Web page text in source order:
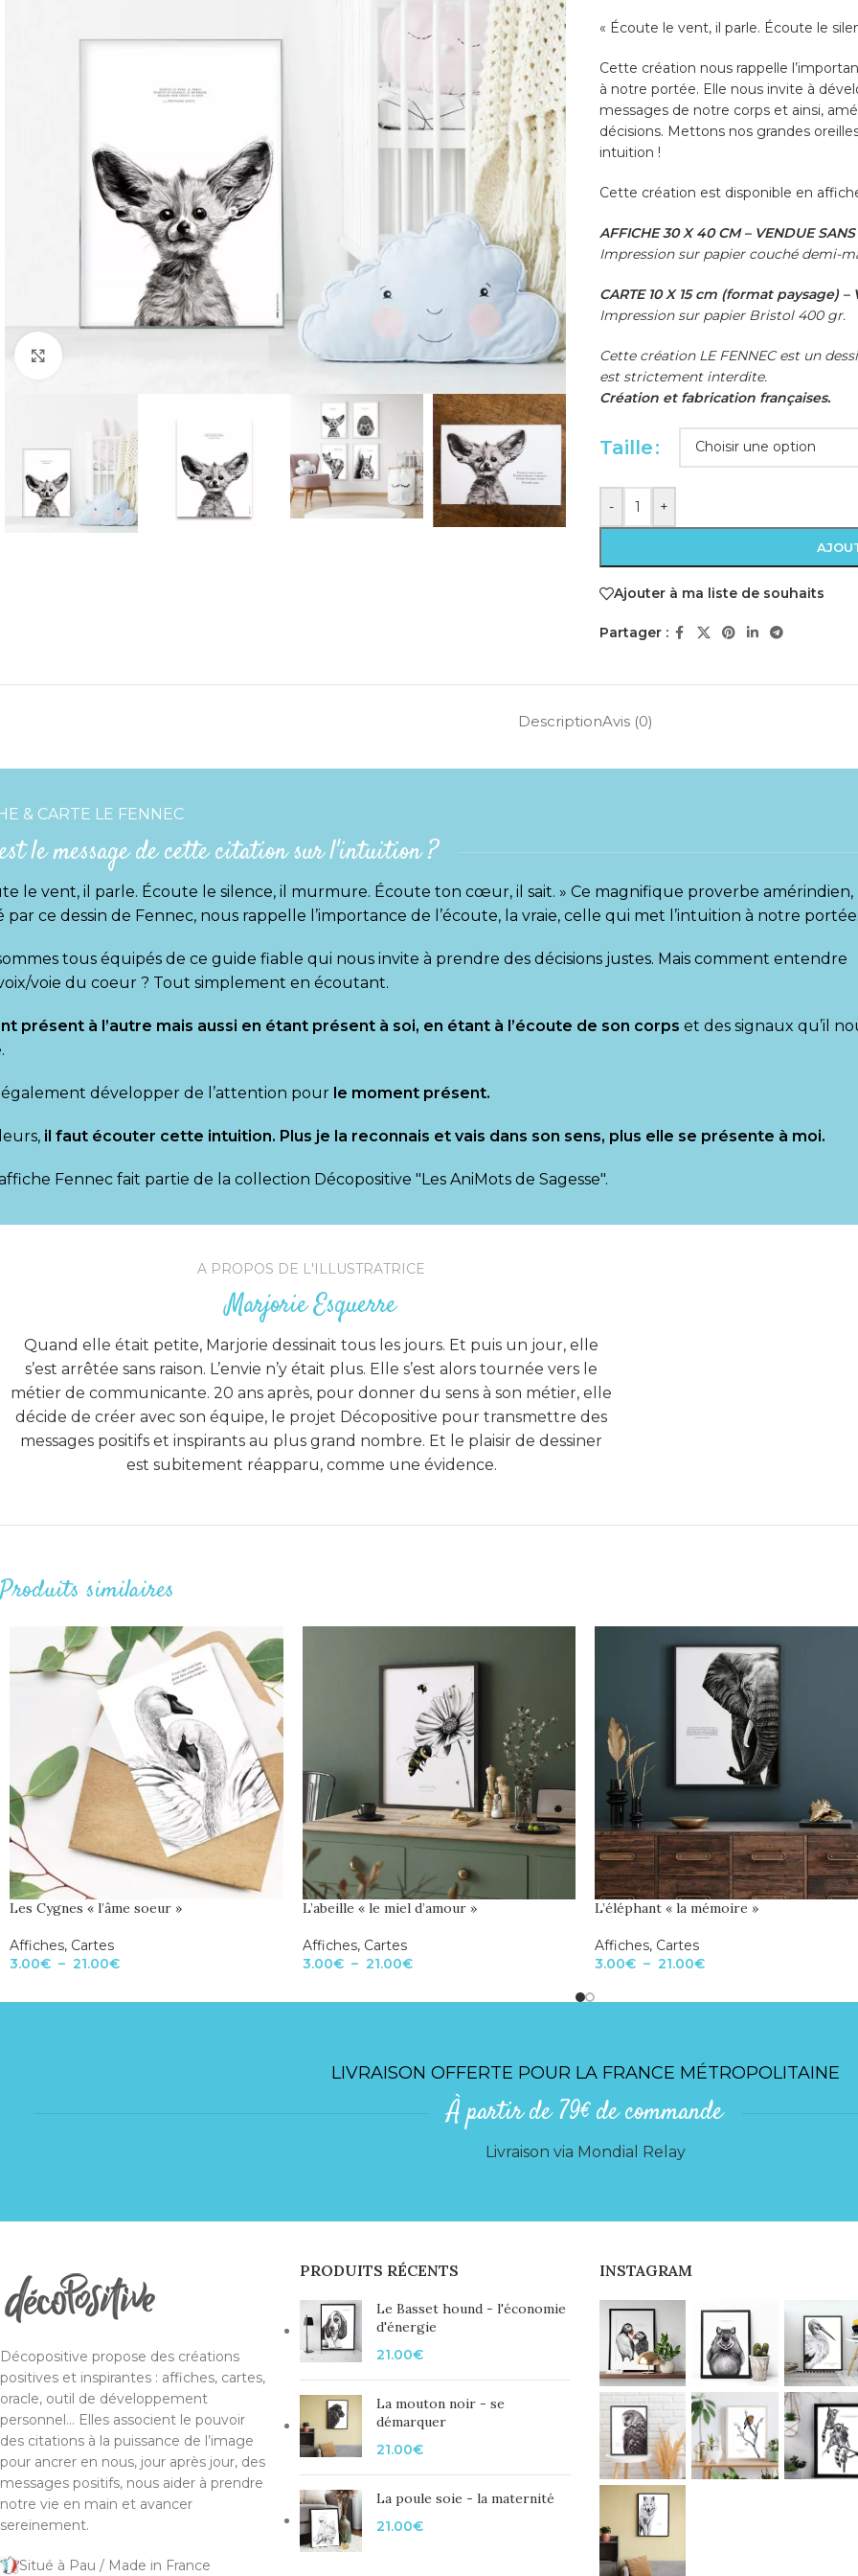
« Écoute le vent, il parle. Écoute le
Cette création nous rappelle
à notre portée. Elle nous invite à
messages de notre corps et ainsi,
décisions. Mettons nos grandes
intuition !
Cette création est disponible en
AFFICHE 30 X 40 CM – VENDUE
Impression sur papier couché demi-
CARTE 10 X 15 cm (format paysage) –
Impression sur papier Bristol 400 gr.
Cette création LE FENNEC est un
est strictement interdite.
Création et fabrication françaises.
Taille
- +
Ajouter à ma liste de souhaits
Partager :
DescriptionAvis (0)
& CARTE LE FENNEC
le message de cette citation sur l'intuition ?
le vent, il parle. Écoute le silence, il murmure. Écoute ton cœur, il sait. » Ce magnifique proverbe amérindien,
par ce dessin de Fennec, nous rappelle l’importance de l’écoute, la vraie, celle qui met l’intuition à notre
tous équipés de ce guide fiable qui nous invite à prendre des décisions justes. Mais comment entendre
voie du coeur ? Tout simplement en écoutant.
présent à l’autre mais aussi en étant présent à soi, en étant à l’écoute de son corps et des signaux qu’il
développer de l’attention pour le moment présent.
il faut écouter cette intuition. Plus je la reconnais et vais dans son sens, plus elle se présente à moi.
Fennec fait partie de la collection Décopositive "Les AniMots de Sagesse".
A PROPOS DE L'ILLUSTRATRICE
Marjorie Esquerre
Quand elle était petite, Marjorie dessinait tous les jours. Et puis un jour, elle
s’est arrêtée sans raison. L’envie n’y était plus. Elle s’est alors tournée vers le
métier de communicante. 20 ans après, pour donner du sens à son métier, elle
décide de créer avec son équipe, le projet Décopositive pour transmettre des
messages positifs et inspirants au plus grand nombre. Et le plaisir de dessiner
est subitement réapparu, comme une évidence.
Produits similaires
Les Cygnes « l’âme soeur »
Affiches, Cartes
3.00€ – 21.00€
L’abeille « le miel d’amour »
Affiches, Cartes
3.00€ – 21.00€
L’éléphant « la mémoire »
Affiches, Cartes
3.00€ – 21.00€
LIVRAISON OFFERTE POUR LA FRANCE MÉTROPOLITAINE
À partir de 79€ de commande
Livraison via Mondial Relay
Décopositive propose des créations
positives et inspirantes : affiches, cartes,
oracle, outil de développement
personnel... Elles associent le pouvoir
des citations à la puissance de l’image
pour ancrer en nous, jour après jour, des
messages positifs, nous aider à prendre
notre vie en main et avancer
sereinement.
Situé à Pau / Made in France
PRODUITS RÉCENTS
Le Basset hound - l'économie
d'énergie
21.00€
La mouton noir - se
démarquer
21.00€
La poule soie - la maternité
21.00€
INSTAGRAM